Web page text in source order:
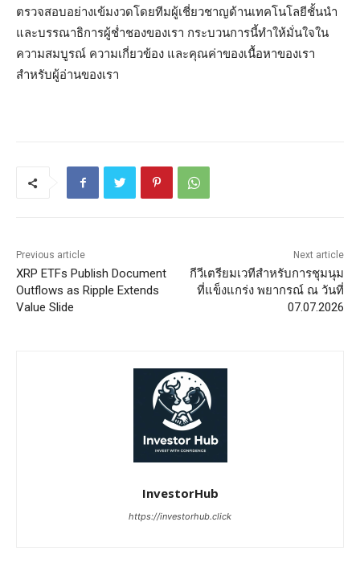
ตรวจสอบอย่างเข้มงวดโดยทีมผู้เชี่ยวชาญด้านเทคโนโลยีชั้นนำ
และบรรณาธิการผู้ช่ำชองของเรา กระบวนการนี้ทำให้มั่นใจใน
ความสมบูรณ์ ความเกี่ยวข้อง และคุณค่าของเนื้อหาของเรา
สำหรับผู้อ่านของเรา
Previous article
XRP ETFs Publish Document
Outflows as Ripple Extends
Value Slide
Next article
กีวีเตรียมเวทีสำหรับการชุมนุม
ที่แข็งแกร่ง พยากรณ์ ณ วันที่
07.07.2026
InvestorHub
https://investorhub.click